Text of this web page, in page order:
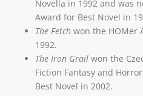
Novella in 1992 and was
Award for Best Novel in
The Fetch won the HOMer
1992.
The Iron Grail won the
Fiction Fantasy and
Best Novel in 2002.